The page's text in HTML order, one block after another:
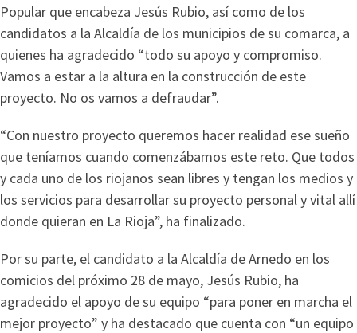
Popular que encabeza Jesús Rubio, así como de los
candidatos a la Alcaldía de los municipios de su comarca, a
quienes ha agradecido “todo su apoyo y compromiso.
Vamos a estar a la altura en la construcción de este
proyecto. No os vamos a defraudar”.
“Con nuestro proyecto queremos hacer realidad ese sueño
que teníamos cuando comenzábamos este reto. Que todos
y cada uno de los riojanos sean libres y tengan los medios y
los servicios para desarrollar su proyecto personal y vital allí
donde quieran en La Rioja”, ha finalizado.
Por su parte, el candidato a la Alcaldía de Arnedo en los
comicios del próximo 28 de mayo, Jesús Rubio, ha
agradecido el apoyo de su equipo “para poner en marcha el
mejor proyecto” y ha destacado que cuenta con “un equipo